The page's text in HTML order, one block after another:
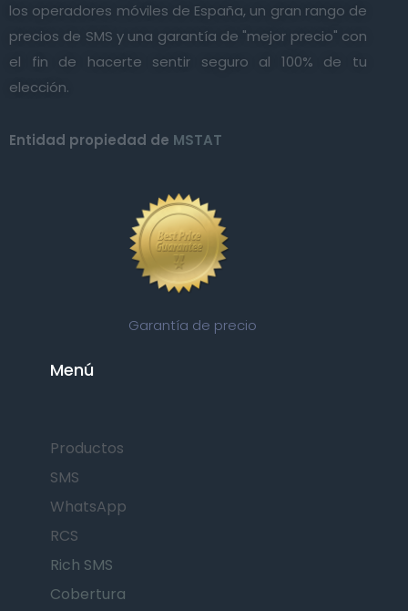
los operadores móviles de España, un gran rango de
precios de SMS y una garantía de "mejor precio" con
el fin de hacerte sentir seguro al 100% de tu
elección.
Entidad propiedad de MSTAT
Garantía de precio
Menú
Productos
SMS
WhatsApp
RCS
Rich SMS
Cobertura